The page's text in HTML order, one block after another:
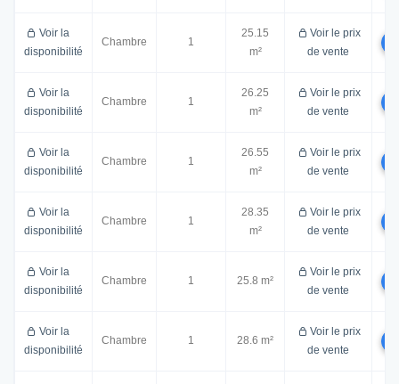
Voir la
disponibilité
Chambre 1
25.15
m²
Voir le prix
de vente
Voir la
disponibilité
Chambre 1
26.25
m²
Voir le prix
de vente
Voir la
disponibilité
Chambre 1
26.55
m²
Voir le prix
de vente
Voir la
disponibilité
Chambre 1
28.35
m²
Voir le prix
de vente
Voir la
disponibilité
Chambre 1 25.8 m²
Voir le prix
de vente
Voir la
disponibilité
Chambre 1 28.6 m²
Voir le prix
de vente